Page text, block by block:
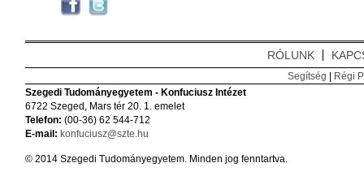
RÓLUNK
Segítség | Régi
Szegedi Tudományegyetem - Konfuciusz Intézet
6722 Szeged, Mars tér 20. 1. emelet
Telefon: (00-36) 62 544-712
E-mail: konfuciusz@szte.hu
© 2014 Szegedi Tudományegyetem. Minden jog fenntartva.